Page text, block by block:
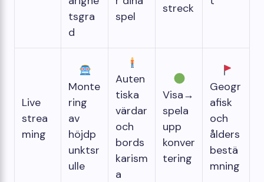
tsgra
d
spel
streck
Live
strea
ming
Monte
ring
av
höjdp
unktsr
ulle
Auten
tiska
värdar
och
bords
karism
a
Visa→
spela
upp
konver
tering
Geogr
afisk
och
ålders
bestä
mning